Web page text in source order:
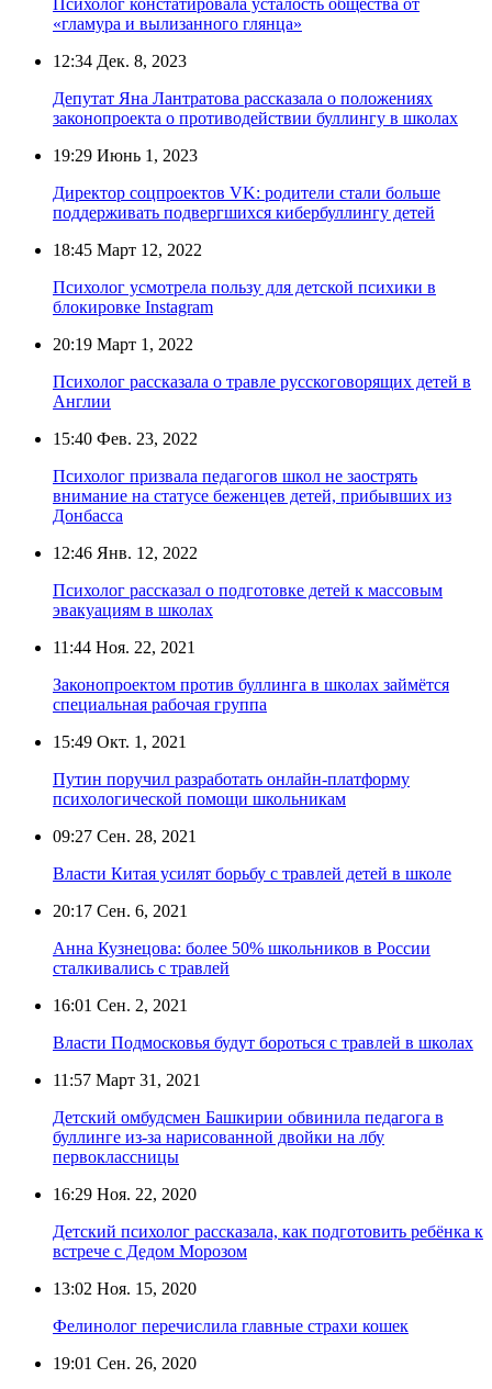
«гламура и вылизанного глянца»
12:34 Дек. 8, 2023
Депутат Яна Лантратова рассказала о положениях
законопроекта о противодействии буллингу в школах
19:29 Июнь 1, 2023
Директор соцпроектов VK: родители стали больше
поддерживать подвергшихся кибербуллингу детей
18:45 Март 12, 2022
Психолог усмотрела пользу для детской психики в
блокировке Instagram
20:19 Март 1, 2022
Психолог рассказала о травле русскоговорящих детей в
Англии
15:40 Фев. 23, 2022
Психолог призвала педагогов школ не заострять
внимание на статусе беженцев детей, прибывших из
Донбасса
12:46 Янв. 12, 2022
Психолог рассказал о подготовке детей к массовым
эвакуациям в школах
11:44 Ноя. 22, 2021
Законопроектом против буллинга в школах займётся
специальная рабочая группа
15:49 Окт. 1, 2021
Путин поручил разработать онлайн-платформу
психологической помощи школьникам
09:27 Сен. 28, 2021
Власти Китая усилят борьбу с травлей детей в школе
20:17 Сен. 6, 2021
Анна Кузнецова: более 50% школьников в России
сталкивались с травлей
16:01 Сен. 2, 2021
Власти Подмосковья будут бороться с травлей в школах
11:57 Март 31, 2021
Детский омбудсмен Башкирии обвинила педагога в
буллинге из-за нарисованной двойки на лбу
первоклассницы
16:29 Ноя. 22, 2020
Детский психолог рассказала, как подготовить ребёнка к
встрече с Дедом Морозом
13:02 Ноя. 15, 2020
Фелинолог перечислила главные страхи кошек
19:01 Сен. 26, 2020